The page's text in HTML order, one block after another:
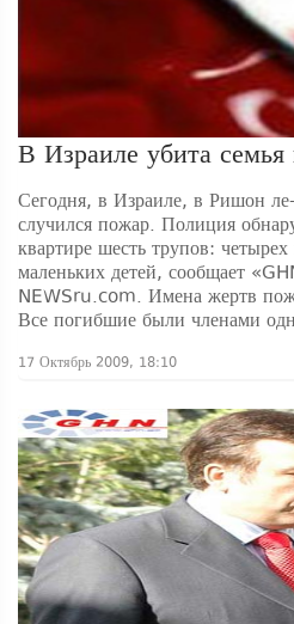
В Израиле убита семья
Сегодня, в Израиле, в Ришон
случился пожар. Полиция
квартире шесть трупов:
маленьких детей, сообщает
NEWSru.com. Имена жертв
Все погибшие были членами
17 Октябрь 2009, 18:10